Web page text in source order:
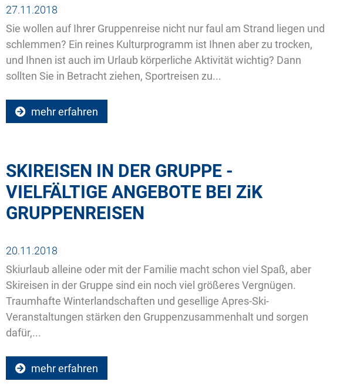
27.11.2018
Sie wollen auf Ihrer Gruppenreise nicht nur faul am Strand liegen und
schlemmen? Ein reines Kulturprogramm ist Ihnen aber zu trocken,
und Ihnen ist auch im Urlaub körperliche Aktivität wichtig? Dann
sollten Sie in Betracht ziehen, Sportreisen zu...
mehr erfahren
SKIREISEN IN DER GRUPPE -
VIELFÄLTIGE ANGEBOTE BEI ZiK
GRUPPENREISEN
20.11.2018
Skiurlaub alleine oder mit der Familie macht schon viel Spaß, aber
Skireisen in der Gruppe sind ein noch viel größeres Vergnügen.
Traumhafte Winterlandschaften und gesellige Apres-Ski-
Veranstaltungen stärken den Gruppenzusammenhalt und sorgen
dafür,...
mehr erfahren